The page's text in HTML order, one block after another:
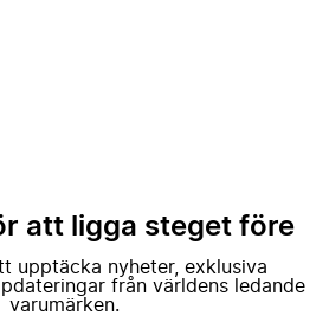
att ligga steget före
upptäcka nyheter, exklusiva
från världens ledande
varumärken.